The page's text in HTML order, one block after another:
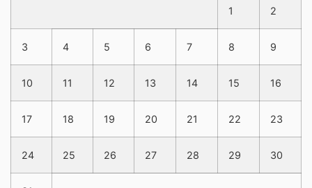
1 2
3 4 5 6 7 8 9
10 11 12 13 14 15 16
17 18 19 20 21 22 23
24 25 26 27 28 29 30